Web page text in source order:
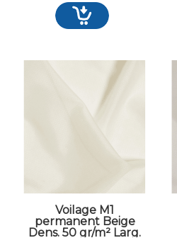
Voilage M1
permanent Beige
Dens. 50 gr/m² Larg.